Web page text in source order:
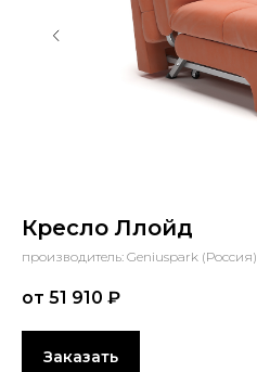
Кресло Ллойд
производитель: Geniuspark (Россия)
от 51 910 ₽
Заказать